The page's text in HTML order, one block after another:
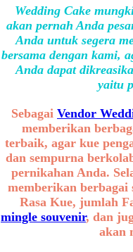
Wedding Cake
akan pernah Anda
Anda untuk segera
bersama dengan kami,
Anda dapat
yaitu
Sebagai Vendor
memberikan
terbaik, agar kue
dan sempurna
pernikahan Anda.
memberikan
Rasa Kue, jumlah
mingle souvenir, dan
akan